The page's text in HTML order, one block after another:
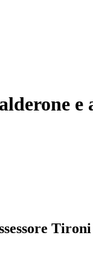
e
Tironi